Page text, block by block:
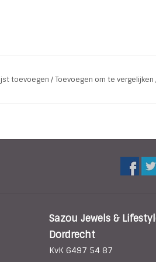
toevoegen /Toevoegen om te vergelijken
Sazou Jewels &
Dordrecht
KvK 6497 54 87